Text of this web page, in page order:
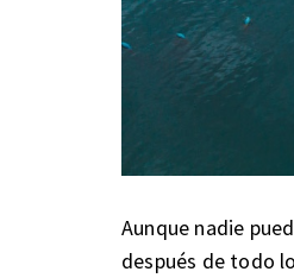
Aunque nadie
después de todo